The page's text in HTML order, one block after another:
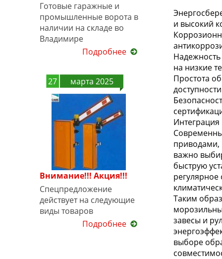
Готовые гаражные и
промышленные ворота в
наличии на складе во
Владимире
Подробнее
27 марта 2025
Внимание!!! Акция!!!
Спецпредложение
действует на следующие
виды товаров
Подробнее
и высокий
на низкие
Простота
Интеграция
приводами,
важно
быструю
Таким
завесы и
выборе